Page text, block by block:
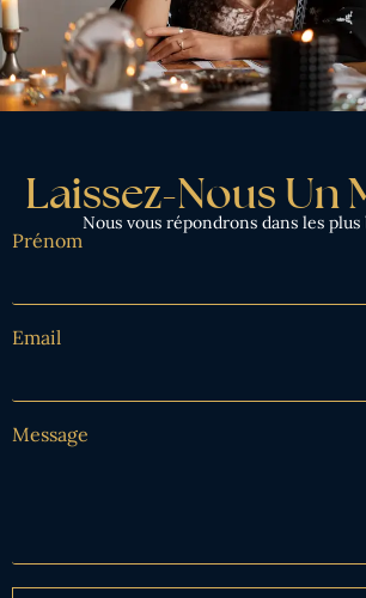
Laissez-Nous Un
Nous vous répondrons dans les
Prénom
Email
Message